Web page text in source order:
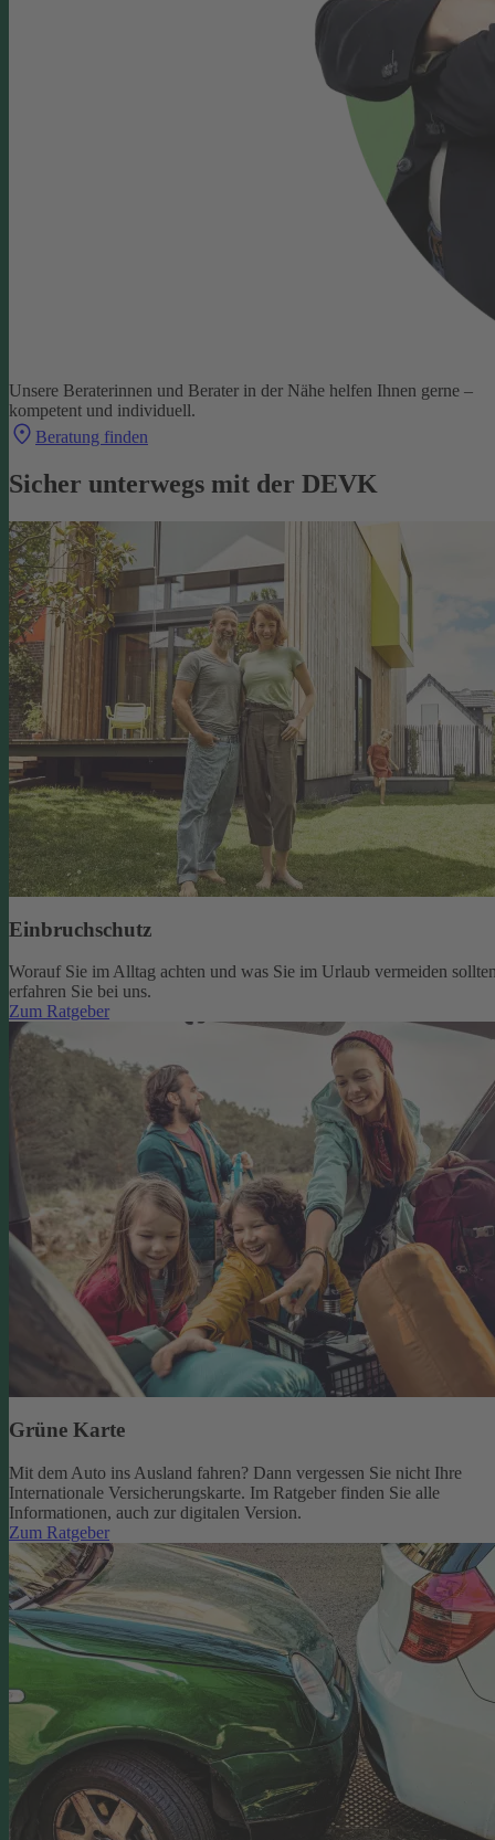
Unsere Beraterinnen und Berater in der Nähe helfen Ihnen gerne –
kompetent und individuell.
Beratung finden
Sicher unterwegs mit der DEVK
Einbruchschutz
Worauf Sie im Alltag achten und was Sie im Urlaub vermeiden
erfahren Sie bei uns.
Zum Ratgeber
Grüne Karte
Mit dem Auto ins Ausland fahren? Dann vergessen Sie nicht Ihre
Internationale Versicherungskarte. Im Ratgeber finden Sie alle
Informationen, auch zur digitalen Version.
Zum Ratgeber